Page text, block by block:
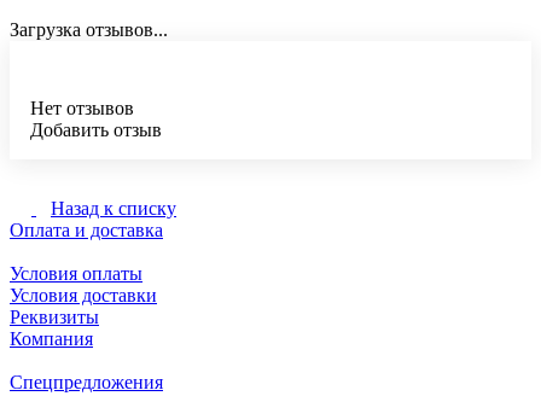
Загрузка отзывов...
Нет отзывов
Добавить отзыв
Назад к списку
Оплата и доставка
Условия оплаты
Условия доставки
Реквизиты
Компания
Спецпредложения